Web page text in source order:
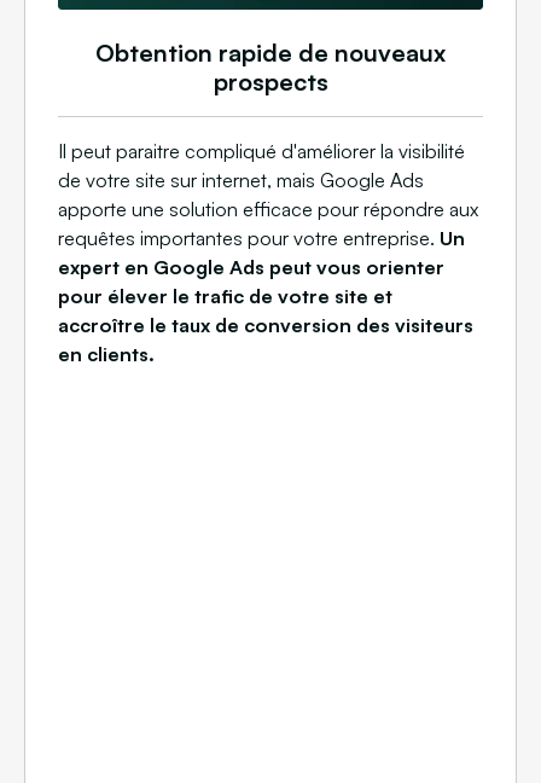
Obtention rapide de nouveaux
prospects
Il peut paraitre compliqué d'améliorer la visibilité
de votre site sur internet, mais Google Ads
apporte une solution efficace pour répondre aux
requêtes importantes pour votre entreprise. Un
expert en Google Ads peut vous orienter
pour élever le trafic de votre site et
accroître le taux de conversion des visiteurs
en clients.